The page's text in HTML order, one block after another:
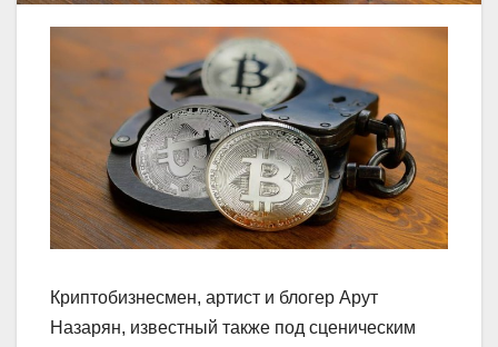
Криптобизнесмен, артист и блогер Арут
Назарян, известный также под сценическим